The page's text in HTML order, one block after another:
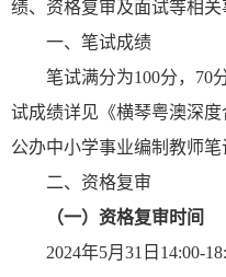
绩、资格复审及面试等相关
一、笔试成绩
笔试满分为100分，70分
试成绩详见《横琴粤澳深
公办中小学事业编制教师笔
二、资格复审
（一）资格复审时间
2024年5月31日14:00-